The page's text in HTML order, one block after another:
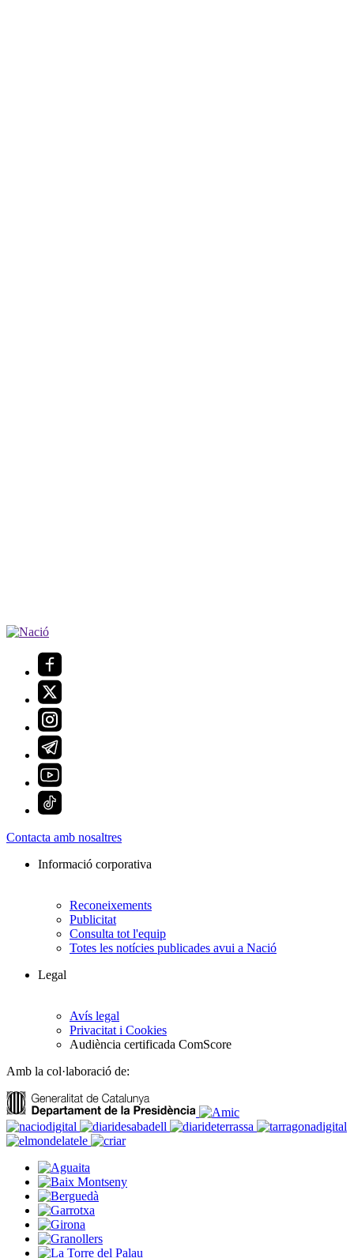
Contacta amb nosaltres
Informació corporativa
Reconeixements
Publicitat
Consulta tot l'equip
Totes les notícies publicades avui a Nació
Legal
Avís legal
Privacitat i Cookies
Audiència certificada ComScore
Amb la col·laboració de: